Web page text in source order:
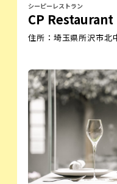
環境に配慮したオール
フードロスをできる限
その日一番状態のいい
いたします。これは完
法だと考えております。
オ
CP Restaurant
シーピーレストラン
住所：埼玉県所沢市北